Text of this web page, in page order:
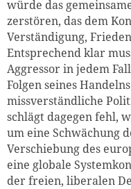
würde das
zerstören, das dem
Verständigung,
Entsprechend klar
Aggressor in jedem
Folgen seines
missverständliche
schlägt dagegen fehl,
um eine Schwächung
Verschiebung des
eine globale
der freien, liberalen